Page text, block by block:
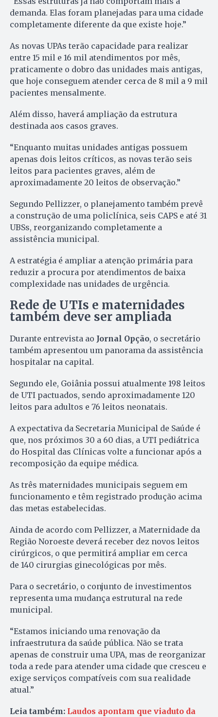
demanda. Elas foram planejadas para uma cidade
completamente diferente da que existe hoje.”
As novas UPAs terão capacidade para realizar
entre 15 mil e 16 mil atendimentos por mês,
praticamente o dobro das unidades mais antigas,
que hoje conseguem atender cerca de 8 mil a 9 mil
pacientes mensalmente.
Além disso, haverá ampliação da estrutura
destinada aos casos graves.
“Enquanto muitas unidades antigas possuem
apenas dois leitos críticos, as novas terão seis
leitos para pacientes graves, além de
aproximadamente 20 leitos de observação.”
Segundo Pellizzer, o planejamento também prevê
a construção de uma policlínica, seis CAPS e até 31
UBSs, reorganizando completamente a
assistência municipal.
A estratégia é ampliar a atenção primária para
reduzir a procura por atendimentos de baixa
complexidade nas unidades de urgência.
Rede de UTIs e maternidades
também deve ser ampliada
Durante entrevista ao Jornal Opção, o secretário
também apresentou um panorama da assistência
hospitalar na capital.
Segundo ele, Goiânia possui atualmente 198 leitos
de UTI pactuados, sendo aproximadamente 120
leitos para adultos e 76 leitos neonatais.
A expectativa da Secretaria Municipal de Saúde é
que, nos próximos 30 a 60 dias, a UTI pediátrica
do Hospital das Clínicas volte a funcionar após a
recomposição da equipe médica.
As três maternidades municipais seguem em
funcionamento e têm registrado produção acima
das metas estabelecidas.
Ainda de acordo com Pellizzer, a Maternidade da
Região Noroeste deverá receber dez novos leitos
cirúrgicos, o que permitirá ampliar em cerca
de 140 cirurgias ginecológicas por mês.
Para o secretário, o conjunto de investimentos
representa uma mudança estrutural na rede
municipal.
“Estamos iniciando uma renovação da
infraestrutura da saúde pública. Não se trata
apenas de construir uma UPA, mas de reorganizar
toda a rede para atender uma cidade que cresceu e
exige serviços compatíveis com sua realidade
atual.”
Leia também: Laudos apontam que viaduto da